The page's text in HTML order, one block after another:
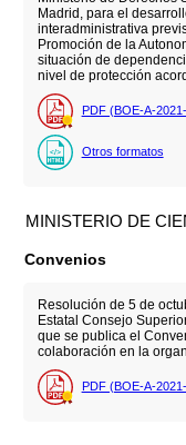
Madrid, para el
interadministrativa
Promoción de la
situación de
nivel de protección
PDF (BOE-A-
Otros formatos
MINISTERIO DE
Convenios
Resolución de 5 de
Estatal Consejo
que se publica el
colaboración en la
PDF (BOE-A-